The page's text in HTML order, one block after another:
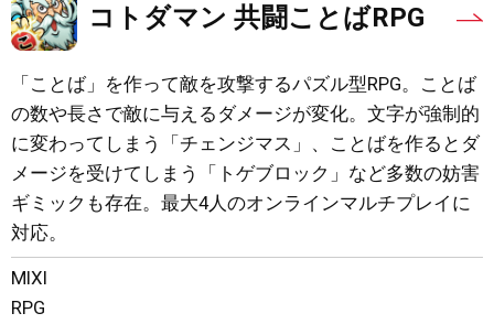
コトダマン 共闘ことばRPG
「ことば」を作って敵を攻撃するパズル型RPG。ことば
の数や長さで敵に与えるダメージが変化。文字が強制的
に変わってしまう「チェンジマス」、ことばを作るとダ
メージを受けてしまう「トゲブロック」など多数の妨害
ギミックも存在。最大4人のオンラインマルチプレイに
対応。
MIXI
RPG